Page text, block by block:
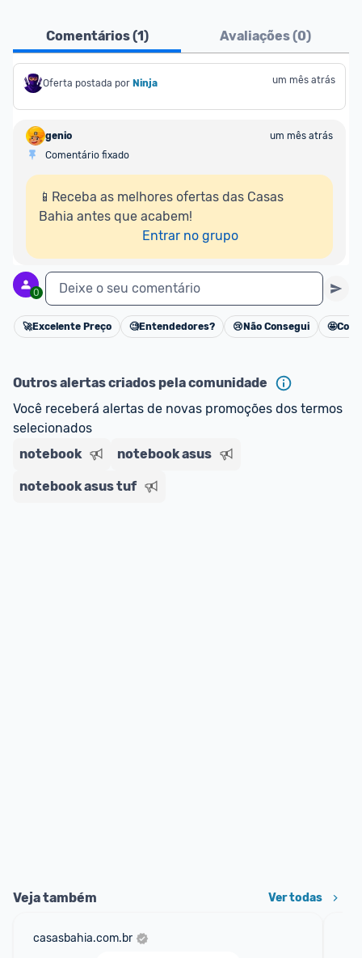
Comentários (1) Avaliações (0)
Oferta postada por Ninja um mês atrás
genio
um mês atrás
Comentário fixado
📱Receba as melhores ofertas das Casas
Bahia antes que acabem!
Entrar no grupo
0 Deixe o seu comentário
Cancelar
🚀Excelente Preço 🧐Entendedores? 😢 Não Consegui 🤩
Outros alertas criados pela comunidade
Você receberá alertas de novas promoções dos termos
selecionados
notebook
notebook asus
notebook asus tuf
Veja também Ver todas
casasbahia.com.br